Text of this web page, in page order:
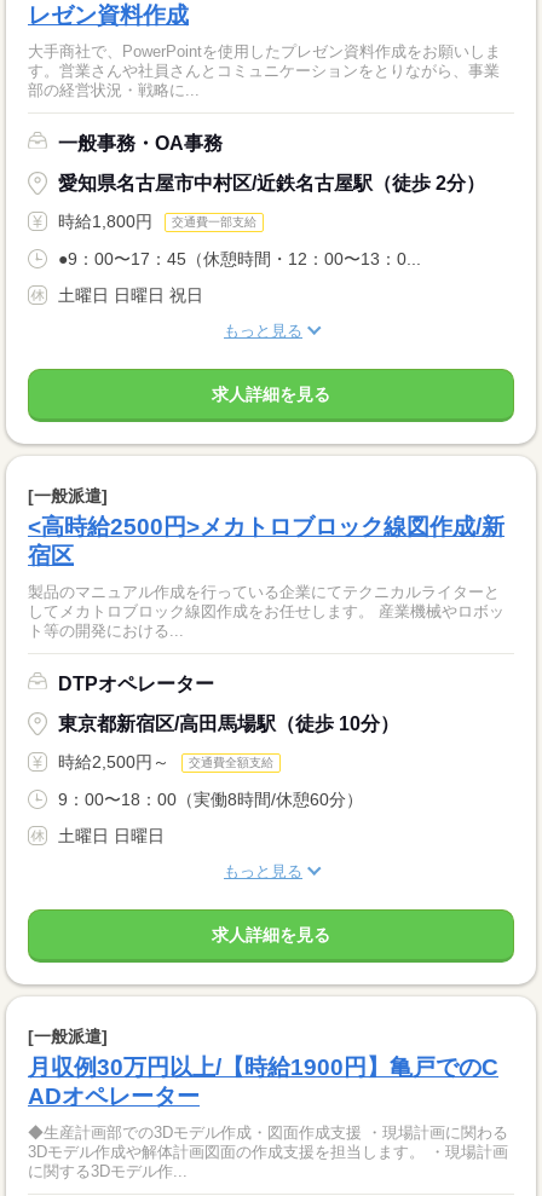
レゼン資料作成
大手商社で、PowerPointを使用したプレゼン資料作成をお願いしま
す。営業さんや社員さんとコミュニケーションをとりながら、事業
部の経営状況・戦略に...
一般事務・OA事務
愛知県名古屋市中村区/近鉄名古屋駅（徒歩 2分）
時給1,800円 交通費一部支給
●9：00〜17：45（休憩時間・12：00〜13：0...
土曜日 日曜日 祝日
もっと見る
求人詳細を見る
[一般派遣]
<高時給2500円>メカトロブロック線図作成/新
宿区
製品のマニュアル作成を行っている企業にてテクニカルライターと
してメカトロブロック線図作成をお任せします。 産業機械やロボッ
ト等の開発における...
DTPオペレーター
東京都新宿区/高田馬場駅（徒歩 10分）
時給2,500円～ 交通費全額支給
9：00〜18：00（実働8時間/休憩60分）
土曜日 日曜日
もっと見る
求人詳細を見る
[一般派遣]
月収例30万円以上/【時給1900円】亀戸でのC
ADオペレーター
◆生産計画部での3Dモデル作成・図面作成支援 ・現場計画に関わる
3Dモデル作成や解体計画図面の作成支援を担当します。 ・現場計画
に関する3Dモデル作...